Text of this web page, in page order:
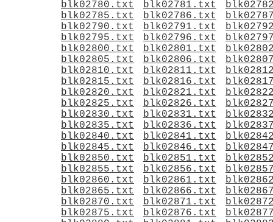
blk02780.txt
blk02781.txt
blk02785.txt
blk02786.txt
blk02790.txt
blk02791.txt
blk02795.txt
blk02796.txt
blk02800.txt
blk02801.txt
blk02805.txt
blk02806.txt
blk02810.txt
blk02811.txt
blk02815.txt
blk02816.txt
blk02820.txt
blk02821.txt
blk02825.txt
blk02826.txt
blk02830.txt
blk02831.txt
blk02835.txt
blk02836.txt
blk02840.txt
blk02841.txt
blk02845.txt
blk02846.txt
blk02850.txt
blk02851.txt
blk02855.txt
blk02856.txt
blk02860.txt
blk02861.txt
blk02865.txt
blk02866.txt
blk02870.txt
blk02871.txt
blk02875.txt
blk02876.txt